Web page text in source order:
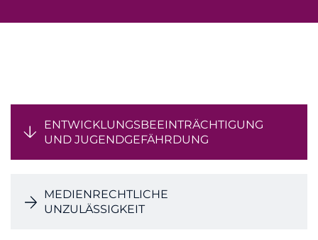
ENTWICKLUNGSBEEINTRÄCHTIGUNG
UND JUGENDGEFÄHRDUNG
MEDIENRECHTLICHE
UNZULÄSSIGKEIT